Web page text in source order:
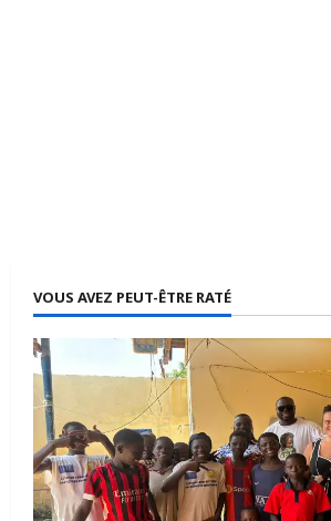
VOUS AVEZ PEUT-ÊTRE RATÉ